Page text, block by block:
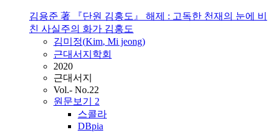
김용준 著 『단원 김홍도』 해제 : 고독한 천재의 눈에 비
친 사실주의 화가 김홍도
김미정(Kim, Mi jeong)
근대서지학회
2020
근대서지
Vol.- No.22
원문보기 2
스콜라
DBpia